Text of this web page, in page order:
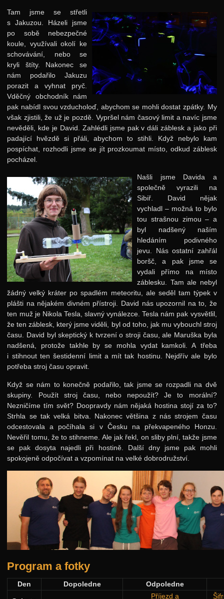
Tam jsme se střetli
s Jakuzou. Házeli jsme
po sobě nebezpečné
koule, využívali okolí ke
schovávání, nebo se
kryli štíty. Nakonec se
nám podařilo Jakuzu
porazit a vyhnat pryč.
Vděčný obchodník nám
pak nabídl svou vzducholoď, abychom se mohli dostat zpátky. My
však zjistili, že už je pozdě. Vypršel nám časový limit a navíc jsme
nevěděli, kde je David. Zahlédli jsme pak v dáli záblesk a jako při
padající hvězdě si přáli, abychom to stihli. Když nebylo kam
pospíchat, rozhodli jsme se jít prozkoumat místo, odkud záblesk
pocházel.
Našli jsme Davida a
společně vyrazili na
Sibiř. David nějak
vychladl – možná to bylo
tou strašnou zimou – a
byl nadšený naším
hledáním podivného
jevu. Nás ostatní zahřál
boršč, a pak jsme se
vydali přímo na místo
záblesku. Tam ale nebyl
žádný velký kráter po spadlém meteoritu, ale seděl tam týpek v
plášti na nějakém divném přístroji. David nás upozornil na to, že
ten muž je Nikola Tesla, slavný vynálezce. Tesla nám pak vysvětlil,
že ten záblesk, který jsme viděli, byl od toho, jak mu vybouchl stroj
času. David byl skeptický k tvrzení o stroji času, ale Maruška byla
nadšená, protože takhle by se mohla vydat kamkoli. A třeba
i stihnout ten šestidenní limit a mít tak hostinu. Nejdřív ale bylo
potřeba stroj času opravit.
Když se nám to konečně podařilo, tak jsme se rozpadli na dvě
skupiny. Použít stroj času, nebo nepoužít? Je to morální?
Nezničíme tím svět? Doopravdy nám nějaká hostina stojí za to?
Strhla se tak velká bitva. Nakonec většina z nás strojem času
odcestovala a počíhala si v Česku na překvapeného Honzu.
Nevěřil tomu, že to stihneme. Ale jak řekl, on sliby plní, takže jsme
se pak dosyta najedli při hostině. Další dny jsme pak mohli
spokojeně odpočívat a vzpomínat na velké dobrodružství.
Program a fotky
Den Dopoledne Odpoledne
Příjezd a